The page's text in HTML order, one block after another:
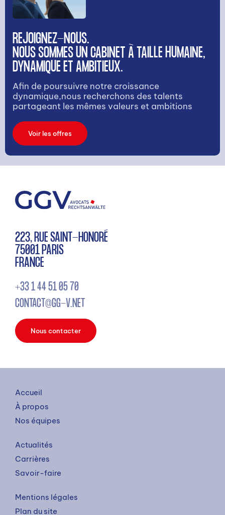
REJOIGNEZ-NOUS.
NOUS SOMMES UN CABINET À TAILLE HUMAINE,
DYNAMIQUE ET AMBITIEUX.
Afin de poursuivre notre croissance
dynamique,nous recherchons des talents
partageant les mêmes valeurs et ambitions
Voir les offres
223, RUE SAINT-HONORÉ
75001 PARIS
FRANCE
+33 1 44 51 05 70
CONTACT@GG-V.NET
Nous contacter
Accueil
À propos
Nos équipes
Actualités
Carrières
Savoir-faire
Mentions légales
Plan du site